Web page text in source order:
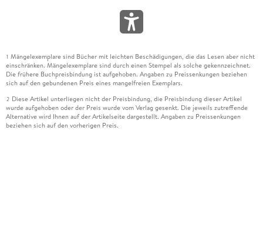
1 Mängelexemplare sind Bücher mit leichten Beschädigungen, die das Lesen aber nicht
einschränken. Mängelexemplare sind durch einen Stempel als solche gekennzeichnet.
Die frühere Buchpreisbindung ist aufgehoben. Angaben zu Preissenkungen beziehen
sich auf den gebundenen Preis eines mangelfreien Exemplars.
2 Diese Artikel unterliegen nicht der Preisbindung, die Preisbindung dieser Artikel
wurde aufgehoben oder der Preis wurde vom Verlag gesenkt. Die jeweils zutreffende
Alternative wird Ihnen auf der Artikelseite dargestellt. Angaben zu Preissenkungen
beziehen sich auf den vorherigen Preis.